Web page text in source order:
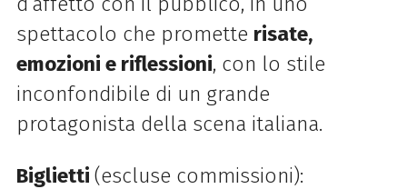
spettacolo che promette risate,
emozioni e riflessioni, con lo stile
inconfondibile di un grande
protagonista della scena italiana.
Biglietti (escluse commissioni):